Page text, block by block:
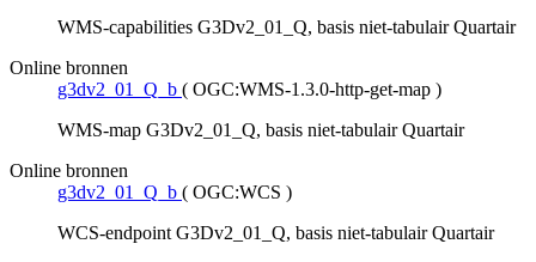
WMS-capabilities G3Dv2_01_Q, basis niet-tabulair Quartair
Online bronnen
g3dv2_01_Q_b ( OGC:WMS-1.3.0-http-get-map )
WMS-map G3Dv2_01_Q, basis niet-tabulair Quartair
Online bronnen
g3dv2_01_Q_b ( OGC:WCS )
WCS-endpoint G3Dv2_01_Q, basis niet-tabulair Quartair